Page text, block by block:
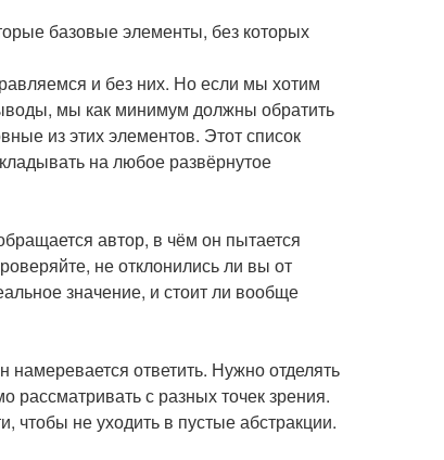
базовые элементы, без которых
и без них. Но если мы хотим
мы как минимум должны обратить
из этих элементов. Этот список
на любое развёрнутое
автор, в чём он пытается
не отклонились ли вы от
значение, и стоит ли вообще
ответить. Нужно отделять
рассматривать с разных точек зрения.
чтобы не уходить в пустые абстракции.